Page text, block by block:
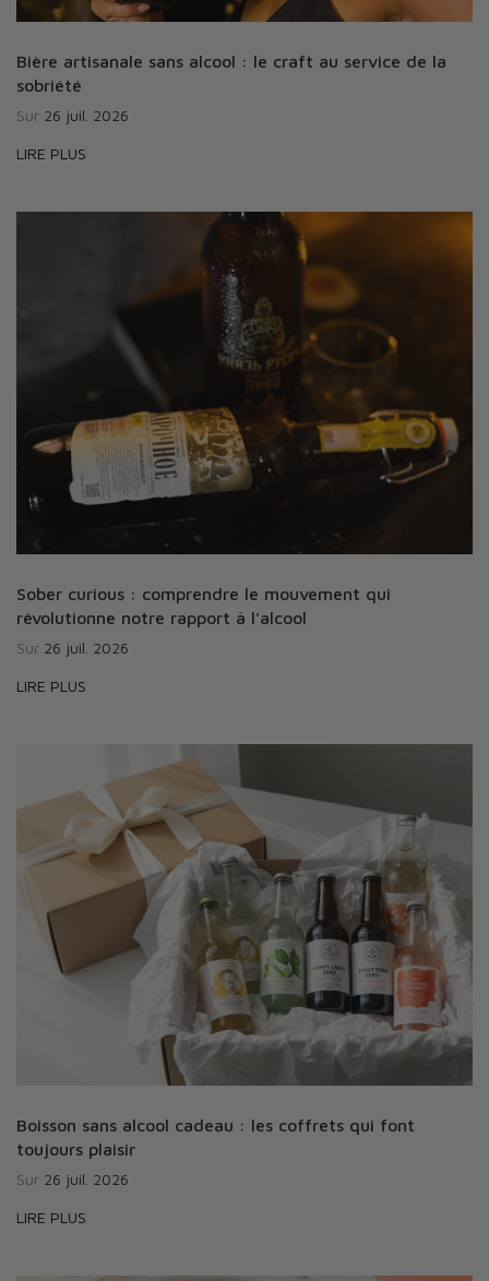
Bière artisanale sans alcool : le craft au service de la
sobriété
Sur 26 juil. 2026
LIRE PLUS
Sober curious : comprendre le mouvement qui
révolutionne notre rapport à l'alcool
Sur 26 juil. 2026
LIRE PLUS
Boisson sans alcool cadeau : les coffrets qui font
toujours plaisir
Sur 26 juil. 2026
LIRE PLUS